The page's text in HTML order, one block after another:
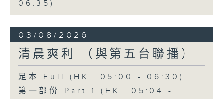
06:35)
03/08/2026
清晨爽利 （與第五台聯播）
足本 Full (HKT 05:00 - 06:30)
第一部份 Part 1 (HKT 05:04 -